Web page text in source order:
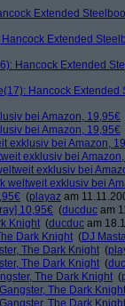
Extended
Hancock Extended
Hancock Extended
Hancock
bei Amazon, 19,95€
bei Amazon, 19,95€
exklusiv bei Amazon,
exklusiv bei
exklusiv bei
weltweit exklusiv bei
(playaz am
10,95€ (ducduc am
Knight (ducduc am
Dark Knight (DJ
The Dark Knight (
The Dark Knight (
The Dark Knight (
The Dark Knight
The Dark Knight